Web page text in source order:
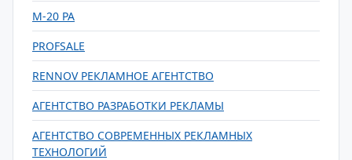
M-20 РА
PROFSALE
RENNOV РЕКЛАМНОЕ АГЕНТСТВО
АГЕНТСТВО РАЗРАБОТКИ РЕКЛАМЫ
АГЕНТСТВО СОВРЕМЕННЫХ РЕКЛАМНЫХ
ТЕХНОЛОГИЙ